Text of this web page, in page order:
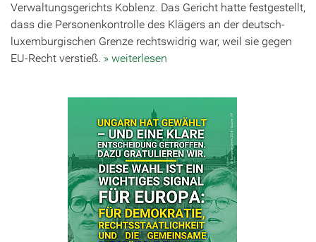
Verwaltungsgerichts Koblenz. Das Gericht hatte festgestellt,
dass die Personenkontrolle des Klägers an der deutsch-
luxemburgischen Grenze rechtswidrig war, weil sie gegen
EU-Recht verstieß. » weiterlesen